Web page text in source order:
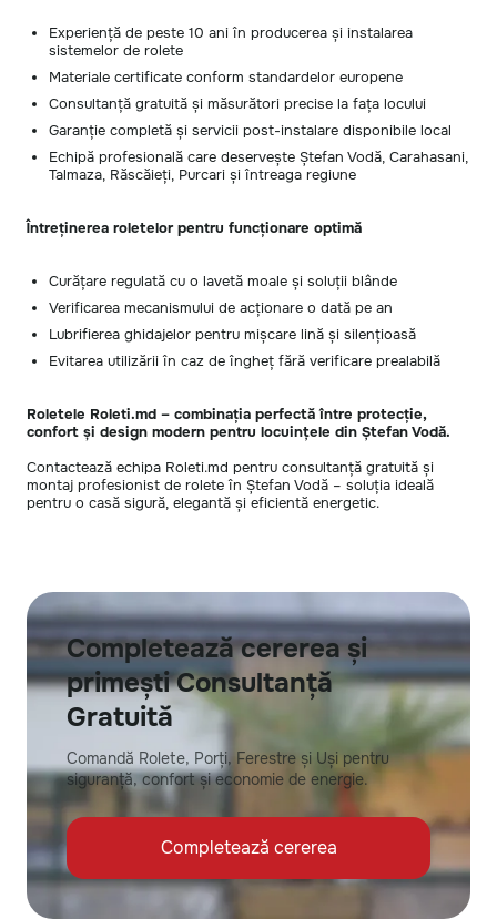
Experiență de peste 10 ani în producerea și instalarea
sistemelor de rolete
Materiale certificate conform standardelor europene
Consultanță gratuită și măsurători precise la fața locului
Garanție completă și servicii post-instalare disponibile local
Echipă profesională care deservește Ștefan Vodă, Carahasani,
Talmaza, Răscăieți, Purcari și întreaga regiune
Întreținerea roletelor pentru funcționare optimă
Curățare regulată cu o lavetă moale și soluții blânde
Verificarea mecanismului de acționare o dată pe an
Lubrifierea ghidajelor pentru mișcare lină și silențioasă
Evitarea utilizării în caz de îngheț fără verificare prealabilă
Roletele Roleti.md – combinația perfectă între protecție,
confort și design modern pentru locuințele din Ștefan Vodă.
Contactează echipa Roleti.md pentru consultanță gratuită și
montaj profesionist de rolete în Ștefan Vodă – soluția ideală
pentru o casă sigură, elegantă și eficientă energetic.
Completează cererea și
primești Consultanță
Gratuită
Comandă Rolete, Porți, Ferestre și Uși pentru
siguranță, confort și economie de energie.
Completează cererea